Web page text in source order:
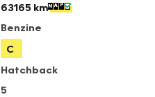
63165 km
Benzine
C
Hatchback
5